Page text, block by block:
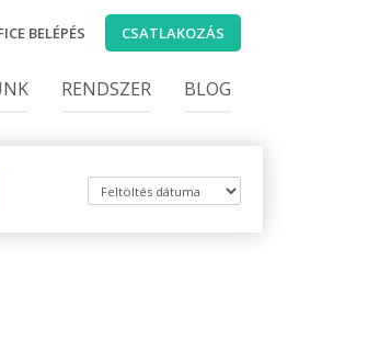
BELÉPÉS CSATLAKOZÁS
RENDSZER BLOG